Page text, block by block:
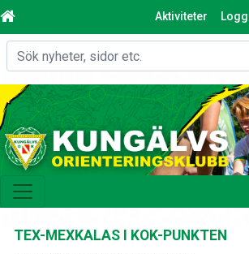
Aktiviteter
TEX-MEXKALAS I KOK-PUNKTEN